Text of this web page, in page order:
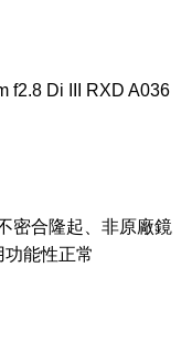
f2.8 Di III RXD A036
密合隆起、非原廠鏡
能性正常